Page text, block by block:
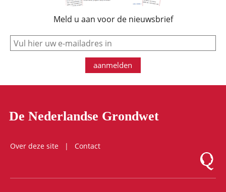
Meld u aan voor de nieuwsbrief
e-mail
aanmelden
De Nederlandse Grondwet
Over deze site
Contact
Logo